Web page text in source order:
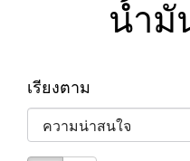
น้ำมั
เรียงตาม